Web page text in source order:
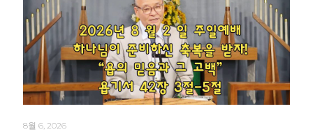
8월 6, 2026